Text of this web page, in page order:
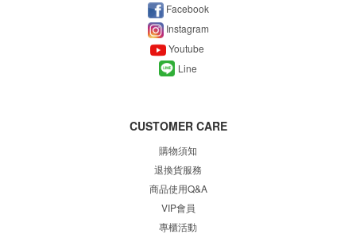
Facebook
Instagram
Youtube
Line
CUSTOMER CARE
購物須知
退換貨服務
商品使用Q&A
VIP會員
專櫃活動